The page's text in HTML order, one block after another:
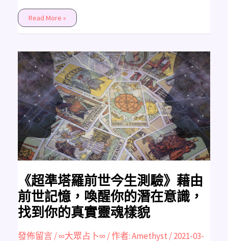
Read More »
《超準塔羅前世今生測驗》藉由
前世記憶，喚醒你的潛在意識，
找到你的真實靈魂樣貌
發佈留言/∞大眾占卜∞/ 作者:Amethyst /2021-03-
《超
準
塔
羅
前
世
今
生
測
驗》
藉
由
前
世
記
憶，
醒
你
的
在
意
識，
到